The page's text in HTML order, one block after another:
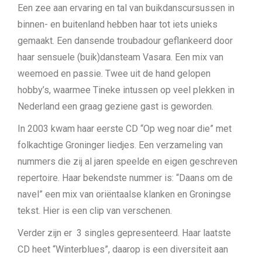
Een zee aan ervaring en tal van buikdanscursussen in
binnen- en buitenland hebben haar tot iets unieks
gemaakt. Een dansende troubadour geflankeerd door
haar sensuele (buik)dansteam Vasara. Een mix van
weemoed en passie. Twee uit de hand gelopen
hobby’s, waarmee Tineke intussen op veel plekken in
Nederland een graag geziene gast is geworden.
In 2003 kwam haar eerste CD “Op weg noar die” met
folkachtige Groninger liedjes. Een verzameling van
nummers die zij al jaren speelde en eigen geschreven
repertoire. Haar bekendste nummer is: “Daans om de
navel” een mix van oriëntaalse klanken en Groningse
tekst. Hier is een clip van verschenen.
Verder zijn er 3 singles gepresenteerd. Haar laatste
CD heet “Winterblues”, daarop is een diversiteit aan